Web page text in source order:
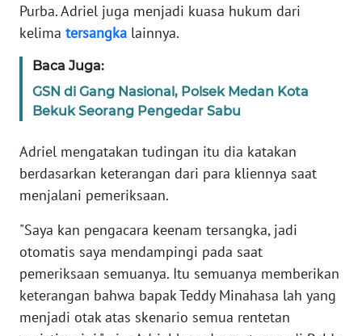
Purba. Adriel juga menjadi kuasa hukum dari
kelima tersangka lainnya.
Baca Juga:
GSN di Gang Nasional, Polsek Medan Kota
Bekuk Seorang Pengedar Sabu
Adriel mengatakan tudingan itu dia katakan
berdasarkan keterangan dari para kliennya saat
menjalani pemeriksaan.
"Saya kan pengacara keenam tersangka, jadi
otomatis saya mendampingi pada saat
pemeriksaan semuanya. Itu semuanya memberikan
keterangan bahwa bapak Teddy Minahasa lah yang
menjadi otak atas skenario semua rentetan
KONTAK
INFO
IKLAN
TENTANG
KAMI
PEDOMAN
MEDIA
SIBER
KARIR